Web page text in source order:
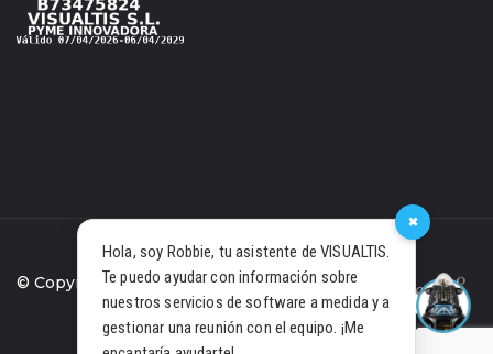
© Copyright 2021 Visualtis S.L.
×
Hola, soy Robbie, tu asistente de VISUALTIS.
Te puedo ayudar con información sobre
nuestros servicios de software a medida y a
gestionar una reunión con el equipo. ¡Me